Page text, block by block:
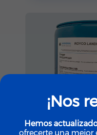
¡Nos
Hemos
ofrecerte una mejor